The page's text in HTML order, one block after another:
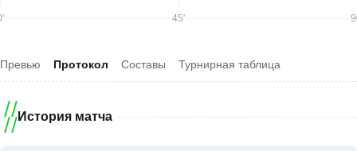
45'
Превью Протокол Составы Турнирная таблица
История матча